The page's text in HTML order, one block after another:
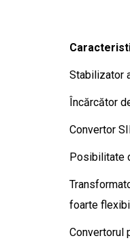
Stabilizator
Încărcător
Convertor
Posibilitate
foarte
Convertorul